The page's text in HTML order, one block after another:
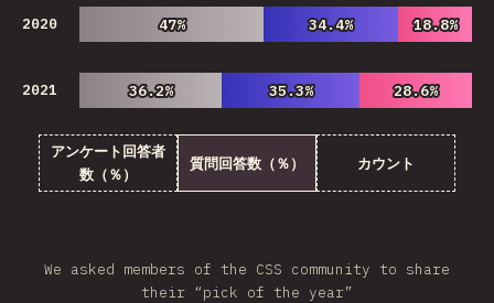
2020 47%
47% 34.4%
34.4% 18.8%
18.8%
2021 36.2%
36.2% 35.3%
35.3% 28.6%
28.6%
アンケート回答者
数（％）
質問回答数（％） カウント
We asked members of the CSS community to share
their “pick of the year”